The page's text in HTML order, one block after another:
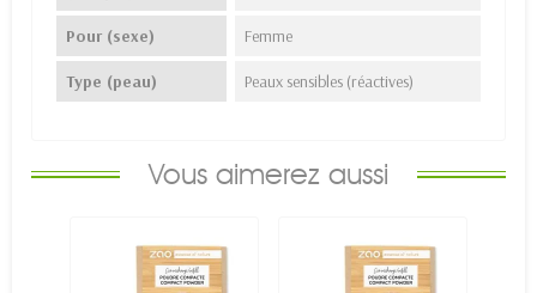
Pour (sexe) Femme
Type (peau) Peaux sensibles (réactives)
Vous aimerez aussi